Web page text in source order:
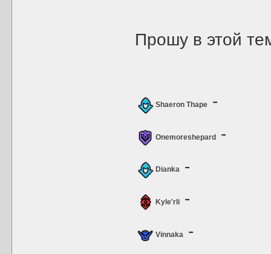
Прошу в этой
Shaeron Thape -
Onemoreshepard -
Dianka -
Kyle'rli -
Vinnaka -